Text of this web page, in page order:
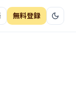
無料登録